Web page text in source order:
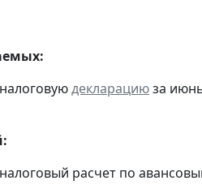
налоговуюдекларациюза
налоговый расчет по